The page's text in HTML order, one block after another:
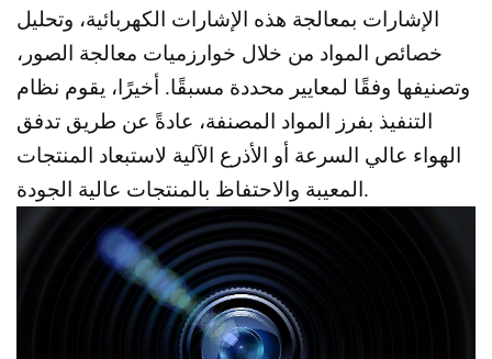
الإشارات بمعالجة هذه الإشارات الكهربائية، وتحليل
خصائص المواد من خلال خوارزميات معالجة الصور،
وتصنيفها وفقًا لمعايير محددة مسبقًا. أخيرًا، يقوم نظام
التنفيذ بفرز المواد المصنفة، عادةً عن طريق تدفق
الهواء عالي السرعة أو الأذرع الآلية لاستبعاد المنتجات
المعيبة والاحتفاظ بالمنتجات عالية الجودة.